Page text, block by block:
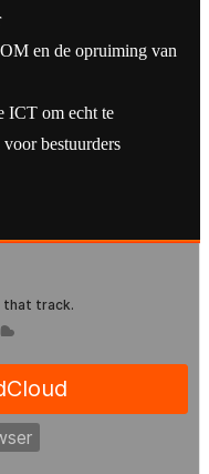
en de opruiming van
ICT om echt te
bestuurders